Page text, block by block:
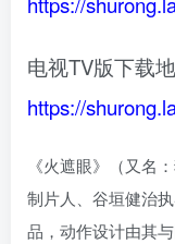
电视TV版下载
https://
《火遮眼》（又名
制片人、谷垣健治
品，动作设计由其